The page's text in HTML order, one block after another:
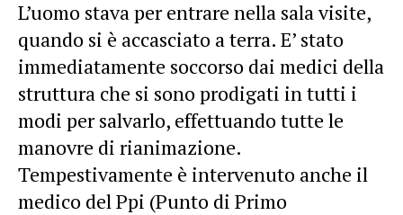
L’uomo stava per entrare nella sala visite,
quando si è accasciato a terra. E’ stato
immediatamente soccorso dai medici della
struttura che si sono prodigati in tutti i
modi per salvarlo, effettuando tutte le
manovre di rianimazione.
Tempestivamente è intervenuto anche il
medico del Ppi (Punto di Primo